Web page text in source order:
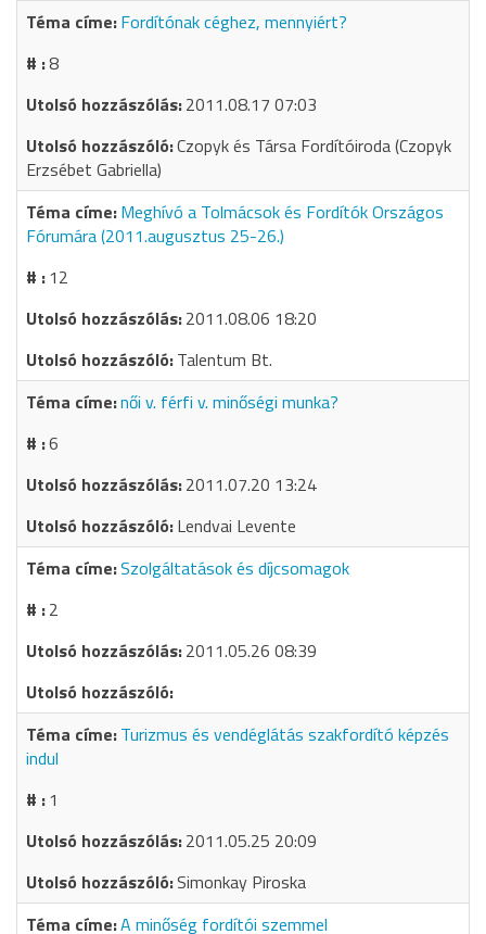
Fordítónak céghez, mennyiért?
8
2011.08.17 07:03
Czopyk és Társa Fordítóiroda (Czopyk
Erzsébet Gabriella)
Meghívó a Tolmácsok és Fordítók Országos
Fórumára (2011.augusztus 25-26.)
12
2011.08.06 18:20
Talentum Bt.
női v. férfi v. minőségi munka?
6
2011.07.20 13:24
Lendvai Levente
Szolgáltatások és díjcsomagok
2
2011.05.26 08:39
Turizmus és vendéglátás szakfordító képzés
indul
1
2011.05.25 20:09
Simonkay Piroska
A minőség fordítói szemmel